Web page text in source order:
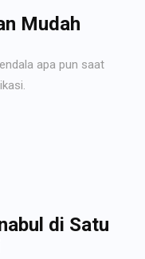
Mudah
apa pun saat
di Satu